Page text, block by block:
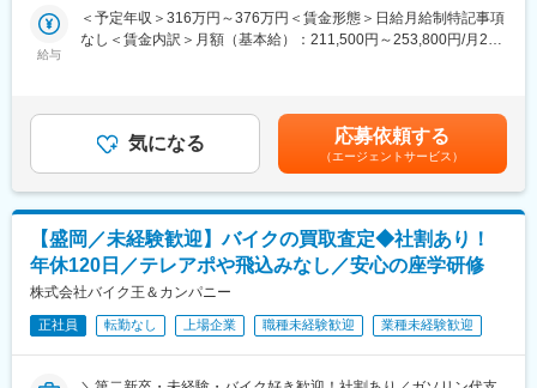
変更の範囲：会社の定める業務
この様な環境が離職率6.5%と極めて低い離職率に、また販売や売
り場作りに専念を出来る環境が店舗あたりの売上昨対好調に繋が
売場管理 / 発注&在庫管理 / スタッフ管理 / レジ接客 など
代中盤～50代）、正社員は最大4名程度、大学生アルバイトやパ
ートの主婦の方が6～15名程度で構成。
■転勤について：
入社4年目以降、勤務地の限定も可能です。
・リージョナル社員：自宅から150kmの転勤（借上社宅制度あ
り）
・ローカル社員：自宅からの転勤なし（借上社宅制度なし）
にバイクライフを創造する楽しみがあります。
関わる全ての業務に携わることが可能です。
豊富なメーカー・車種を取り扱うため、中にはマニュアルなどが
一切なく、構造から逆算し整備を行う場合もあり、整備士として
です
■業務内容：中古バイクの納車整備、分解整備、サービスエンジニ
アリング（直にお客様へ関わるサポート業務）等をお任せしま
す。
・バッテリー交換、キャブレーターの清掃やプラグ交換、バイク
の洗車
・ブレーキや電装整備、納車整備、車検整備
給与
＜予定年収＞316万円～376万円＜賃金形態＞日給月給制特記事項
なし＜賃金内訳＞月額（基本給）：211,500円～253,800円/月22
有＜残業手当＞有＜給与補足＞※経験・スキルによって決定■業績
連動型賞与：年2回（会社業績による）■昇給：年1回（人事考課
による）■勤務地手当 東京都・神奈川県15,000円※別途支給条件
あり■資格手当：本文参照■年収例350万 23歳 経験3年 役職：一
般450万 37歳 経験9年 役職：一般賃金はあくまでも目安の金額
であり、選考を通じて上下する可能性があります。月給(月額)は固
定手当を含めた表記です。
気になる 応募依頼する
（エージェントサービス）
【盛岡／未経験歓迎】バイクの買取査定◆社割あり！
年休120日／テレアポや飛込みなし／安心の座学研修
株式会社バイク王＆カンパニー
正社員 転勤なし 上場企業 職種未経験歓迎 業種未経験歓迎